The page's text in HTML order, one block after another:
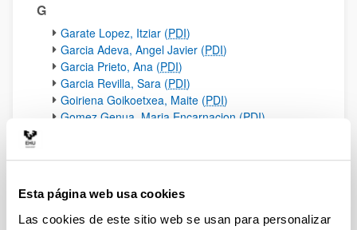
Esta página web usa cookies
Las cookies de este sitio web se usan para personalizar
G
Garate Lopez, Itziar (PDI)
Garcia Adeva, Angel Javier (PDI)
Garcia Prieto, Ana (PDI)
Garcia Revilla, Sara (PDI)
Goiriena Goikoetxea, Maite (PDI)
Gomez Genua, Maria Encarnacion (PDI)
Arriba